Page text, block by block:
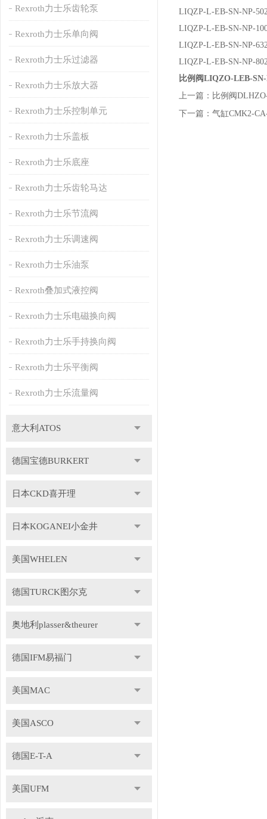
Rexroth力士乐齿轮泵
Rexroth力士乐单向阀
Rexroth力士乐过滤器
Rexroth力士乐放大器
Rexroth力士乐控制单元
Rexroth力士乐盖板
Rexroth力士乐底座
Rexroth力士乐齿轮马达
Rexroth力士乐节流阀
Rexroth力士乐调速阀
Rexroth力士乐油泵
Rexroth叠加式液控阀
Rexroth力士乐电磁换向阀
Rexroth力士乐手持换向阀
Rexroth力士乐平衡阀
Rexroth力士乐流量阀
意大利ATOS
德国宝德BURKERT
日本CKD喜开理
日本KOGANEI小金井
美国WHELEN
德国TURCK图尔克
奥地利plasser&theurer
德国IFM易福门
美国MAC
美国ASCO
德国E-T-A
美国UFM
LIQZP-L-EB-SN-NP-
LIQZP-L-EB-SN-NP-
LIQZP-L-EB-SN-NP-
LIQZP-L-EB-SN-NP-
比例阀LIQZO-LEB-
上一篇： 比例阀
下一篇： 气缸CMK2-